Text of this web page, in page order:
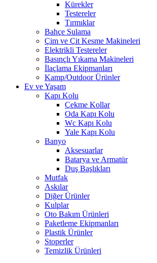
Kürekler
Testereler
Tırmıklar
Bahçe Sulama
Çim ve Çit Kesme Makineleri
Elektrikli Testereler
Basınçlı Yıkama Makineleri
İlaçlama Ekipmanları
Kamp/Outdoor Ürünler
Ev ve Yaşam
Kapı Kolu
Çekme Kollar
Oda Kapı Kolu
Wc Kapı Kolu
Yale Kapı Kolu
Banyo
Aksesuarlar
Batarya ve Armatür
Duş Başlıkları
Mutfak
Askılar
Diğer Ürünler
Kulplar
Oto Bakım Ürünleri
Paketleme Ekipmanları
Plastik Ürünler
Stoperler
Temizlik Ürünleri